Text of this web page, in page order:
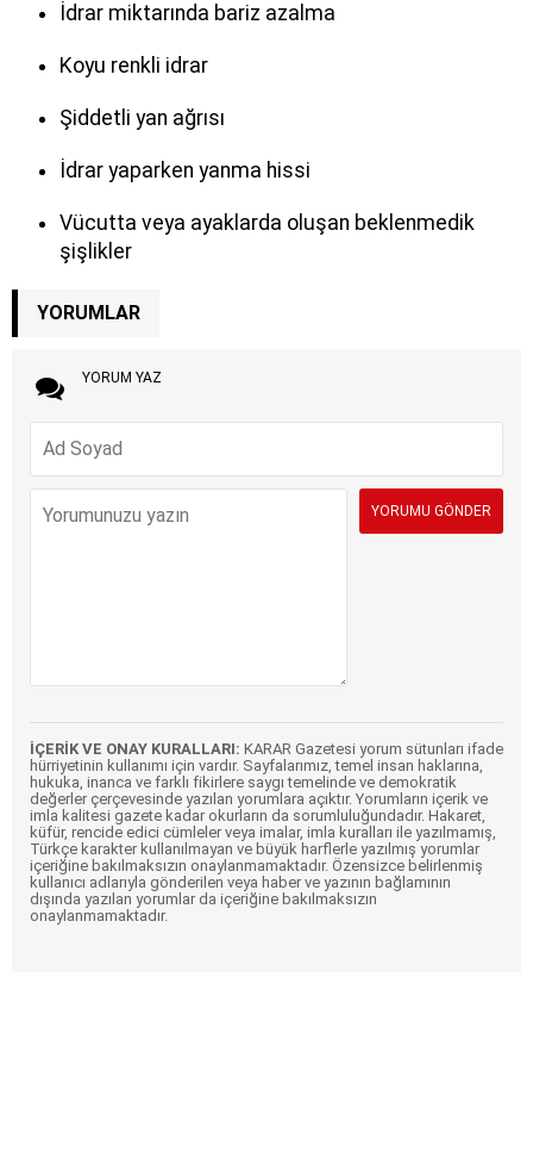
İdrar miktarında bariz azalma
Koyu renkli idrar
Şiddetli yan ağrısı
İdrar yaparken yanma hissi
Vücutta veya ayaklarda oluşan beklenmedik
şişlikler
YORUMLAR
YORUM YAZ
İÇERİK VE ONAY KURALLARI: KARAR Gazetesi yorum sütunları ifade
hürriyetinin kullanımı için vardır. Sayfalarımız, temel insan haklarına,
hukuka, inanca ve farklı fikirlere saygı temelinde ve demokratik
değerler çerçevesinde yazılan yorumlara açıktır. Yorumların içerik ve
imla kalitesi gazete kadar okurların da sorumluluğundadır. Hakaret,
küfür, rencide edici cümleler veya imalar, imla kuralları ile yazılmamış,
Türkçe karakter kullanılmayan ve büyük harflerle yazılmış yorumlar
içeriğine bakılmaksızın onaylanmamaktadır. Özensizce belirlenmiş
kullanıcı adlarıyla gönderilen veya haber ve yazının bağlamının
dışında yazılan yorumlar da içeriğine bakılmaksızın
onaylanmamaktadır.